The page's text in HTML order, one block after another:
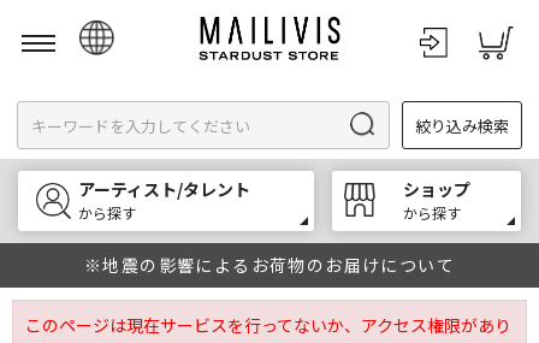
English
한국어
中文
絞り込み検索
アーティスト/タレント
から探す
ショップ
から探す
※地震の影響によるお荷物のお届けについて
このページは現在サービスを行ってないか、アクセス権限があり